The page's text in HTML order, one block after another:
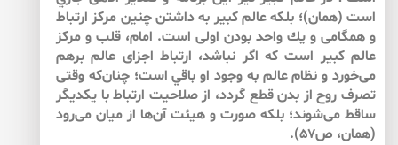
است (همان)؛ بلكه عالم كبير به داشتن چنين مركز ارتباط
و همگامى و يك واحد بودن اولى است. امام، قلب و مركز
عالم كبير است كه اگر نباشد، ارتباط اجزاى عالم برهم
مى‌خورد و نظام عالم به وجود او باقي ‌است؛ چنان‌كه وقتى
تصرف روح از بدن قطع گردد، از صلاحيت ارتباط با يكديگر
ساقط مى‌شوند؛ بلكه صورت و هيئت آن‌‌ها از ميان مى‌رود
(همان، ص۵۷).